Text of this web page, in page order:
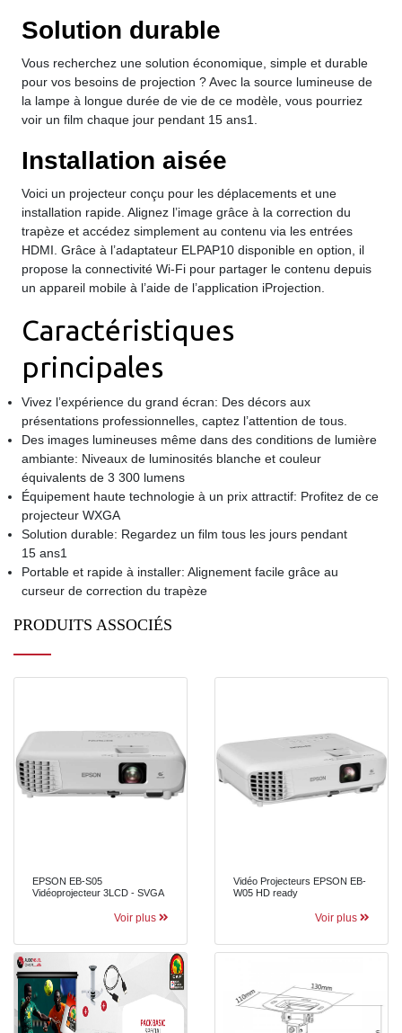
Solution durable
Vous recherchez une solution économique, simple et durable
pour vos besoins de projection ? Avec la source lumineuse de
la lampe à longue durée de vie de ce modèle, vous pourriez
voir un film chaque jour pendant 15 ans1.
Installation aisée
Voici un projecteur conçu pour les déplacements et une
installation rapide. Alignez l’image grâce à la correction du
trapèze et accédez simplement au contenu via les entrées
HDMI. Grâce à l’adaptateur ELPAP10 disponible en option, il
propose la connectivité Wi-Fi pour partager le contenu depuis
un appareil mobile à l’aide de l’application iProjection.
Caractéristiques
principales
Vivez l’expérience du grand écran: Des décors aux
présentations professionnelles, captez l’attention de tous.
Des images lumineuses même dans des conditions de lumière
ambiante: Niveaux de luminosités blanche et couleur
équivalents de 3 300 lumens
Équipement haute technologie à un prix attractif: Profitez de ce
projecteur WXGA
Solution durable: Regardez un film tous les jours pendant
15 ans1
Portable et rapide à installer: Alignement facile grâce au
curseur de correction du trapèze
PRODUITS ASSOCIÉS
EPSON EB-S05
Vidéoprojecteur 3LCD - SVGA
Voir plus
Vidéo Projecteurs EPSON EB-
W05 HD ready
Voir plus